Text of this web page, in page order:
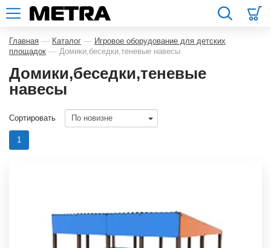
Главная — Каталог — Игровое оборудование для детских
площадок — Домики,беседки,теневые навесы
Домики,беседки,теневые
навесы
1
Сортировать